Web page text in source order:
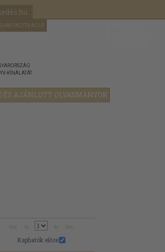
REGISZTRÁCIÓ
ÉS AJÁNLOTT OLVASMÁNYOK
KÍNÁLATÁT
Kaphatók előre: